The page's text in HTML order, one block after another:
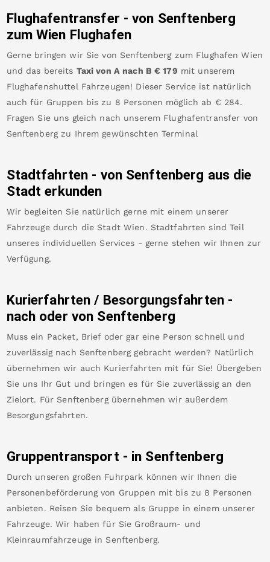
Flughafentransfer - von Senftenberg
zum Wien Flughafen
Gerne bringen wir Sie von Senftenberg zum Flughafen Wien
und das bereits Taxi von A nach B €179 mit unserem
Flughafenshuttel Fahrzeugen! Dieser Service ist natürlich
auch für Gruppen bis zu 8 Personen möglich ab € 284.
Fragen Sie uns gleich nach unserem Flughafentransfer von
Senftenberg zu Ihrem gewünschten Terminal
Stadtfahrten - von Senftenberg aus die
Stadt erkunden
Wir begleiten Sie natürlich gerne mit einem unserer
Fahrzeuge durch die Stadt Wien. Stadtfahrten sind Teil
unseres individuellen Services - gerne stehen wir Ihnen zur
Verfügung.
Kurierfahrten / Besorgungsfahrten -
nach oder von Senftenberg
Muss ein Packet, Brief oder gar eine Person schnell und
zuverlässig nach Senftenberg gebracht werden? Natürlich
übernehmen wir auch Kurierfahrten mit für Sie! Übergeben
Sie uns Ihr Gut und bringen es für Sie zuverlässig an den
Zielort. Für Senftenberg übernehmen wir außerdem
Besorgungsfahrten.
Gruppentransport - in Senftenberg
Durch unseren großen Fuhrpark können wir Ihnen die
Personenbeförderung von Gruppen mit bis zu 8 Personen
anbieten. Reisen Sie bequem als Gruppe in einem unserer
Fahrzeuge. Wir haben für Sie Großraum- und
Kleinraumfahrzeuge in Senftenberg.